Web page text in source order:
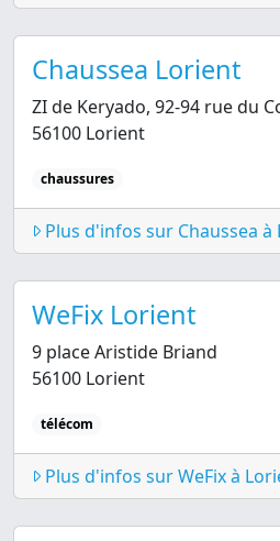
Chaussea Lorient
ZI de Keryado, 92-94 rue du
56100 Lorient
chaussures
Plus d'infos sur Chaussea à
WeFix Lorient
9 place Aristide Briand
56100 Lorient
télécom
Plus d'infos sur WeFix à